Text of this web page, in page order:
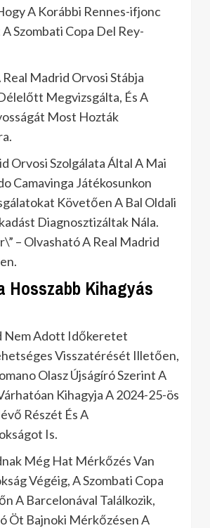
A Korábbi Rennes-ifjonc
Szombati Copa Del Rey-
Madrid Orvosi Stábja
Megvizsgálta, És A
Most Hozták
Orvosi Szolgálata Által A Mai
Camavinga Játékosunkon
Követően A Bal Oldali
Diagnosztizáltak Nála.
– Olvasható A Real Madrid
Hosszabb Kihagyás
Nem Adott Időkeretet
Visszatérését Illetően,
Olasz Újságíró Szerint A
Kihagyja A 2024-25-ös
Részét És A
Is.
Még Hat Mérkőzés Van
Végéig, A Szombati Copa
A Barcelonával Találkozik,
Öt Bajnoki Mérkőzésen A